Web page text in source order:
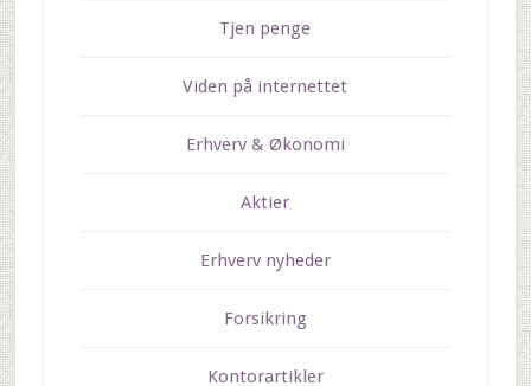
Tjen penge
Viden på internettet
Erhverv & Økonomi
Aktier
Erhverv nyheder
Forsikring
Kontorartikler